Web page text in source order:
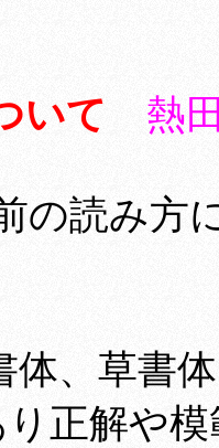
いて 熱
の読み方
、草書
正解や